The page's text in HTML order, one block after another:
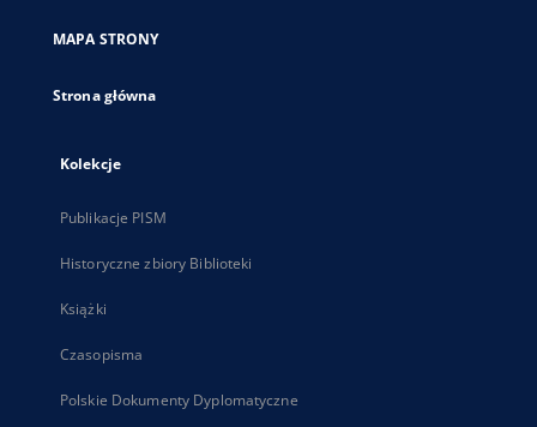
karcie
MAPA STRONY
Strona główna
Kolekcje
Publikacje PISM
Historyczne zbiory Biblioteki
Książki
Czasopisma
Polskie Dokumenty Dyplomatyczne